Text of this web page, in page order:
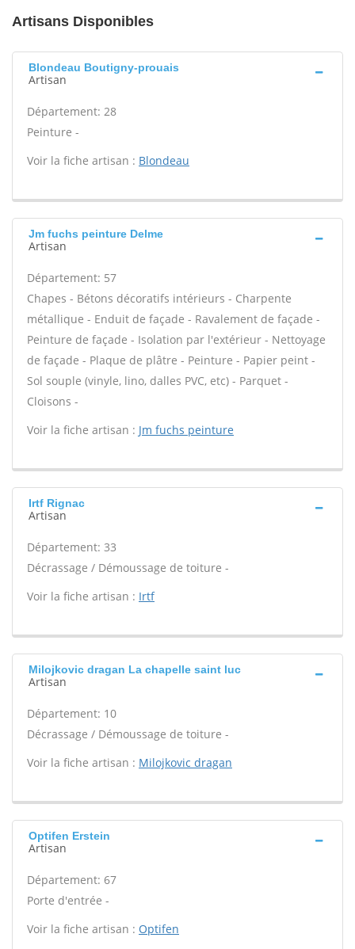
Artisans Disponibles
Blondeau Boutigny-prouais
Artisan
Département: 28
Peinture -
Voir la fiche artisan : Blondeau
Jm fuchs peinture Delme
Artisan
Département: 57
Chapes - Bétons décoratifs intérieurs - Charpente
métallique - Enduit de façade - Ravalement de façade -
Peinture de façade - Isolation par l'extérieur - Nettoyage
de façade - Plaque de plâtre - Peinture - Papier peint -
Sol souple (vinyle, lino, dalles PVC, etc) - Parquet -
Cloisons -
Voir la fiche artisan : Jm fuchs peinture
Irtf Rignac
Artisan
Département: 33
Décrassage / Démoussage de toiture -
Voir la fiche artisan : Irtf
Milojkovic dragan La chapelle saint luc
Artisan
Département: 10
Décrassage / Démoussage de toiture -
Voir la fiche artisan : Milojkovic dragan
Optifen Erstein
Artisan
Département: 67
Porte d'entrée -
Voir la fiche artisan : Optifen